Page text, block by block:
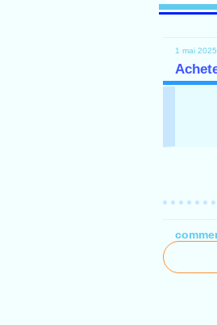
1 mai 2025